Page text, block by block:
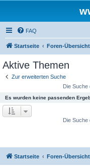
FAQ
Startseite Foren-Übersicht
Aktive Themen
Zur erweiterten Suche
Die Suche
Es wurden keine passenden
Die Suche
Startseite Foren-Übersicht